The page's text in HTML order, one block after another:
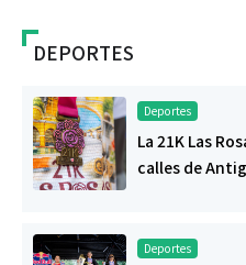
DEPORTES
Deportes
La 21K Las
calles de
Deportes